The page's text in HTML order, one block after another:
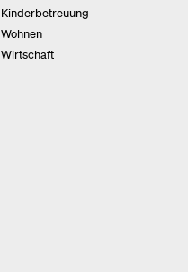
Kinderbetreuung
Wohnen
Wirtschaft